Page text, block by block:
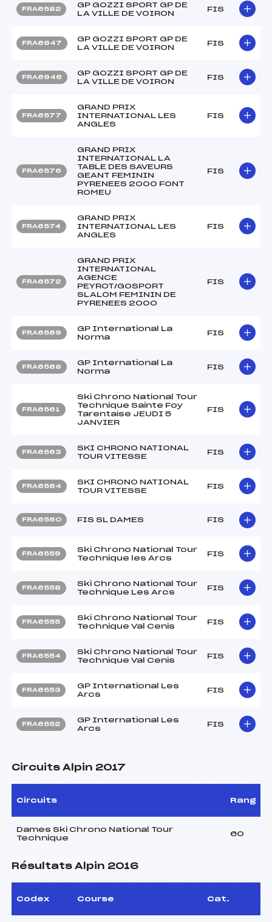
FRA6582
GP GOZZI SPORT GP DE
LA VILLE DE VOIRON
FIS
FRA6947
GP GOZZI SPORT GP DE
LA VILLE DE VOIRON
FIS
FRA6946
GP GOZZI SPORT GP DE
LA VILLE DE VOIRON
FIS
FRA6577
GRAND PRIX
INTERNATIONAL LES
ANGLES
FIS
FRA6576
GRAND PRIX
INTERNATIONAL LA
TABLE DES SAVEURS
GEANT FEMININ
PYRENEES 2000 FONT
ROMEU
FIS
FRA6574
GRAND PRIX
INTERNATIONAL LES
ANGLES
FIS
FRA6572
GRAND PRIX
INTERNATIONAL
AGENCE
PEYROT/GOSPORT
SLALOM FEMININ DE
PYRENEES 2000
FIS
FRA6569
GP International La
Norma
FIS
FRA6568
GP International La
Norma
FIS
FRA6561
Ski Chrono National Tour
Technique Sainte Foy
Tarentaise JEUDI 5
JANVIER
FIS
FRA6563
SKI CHRONO NATIONAL
TOUR VITESSE
FIS
FRA6564
SKI CHRONO NATIONAL
TOUR VITESSE
FIS
FRA6560 FIS SL DAMES FIS
FRA6559
Ski Chrono National Tour
Technique les Arcs
FIS
FRA6558
Ski Chrono National Tour
Technique Les Arcs
FIS
FRA6555
Ski Chrono National Tour
Technique Val Cenis
FIS
FRA6554
Ski Chrono National Tour
Technique Val Cenis
FIS
FRA6553
GP International Les
Arcs
FIS
FRA6552
GP International Les
Arcs
FIS
Circuits Alpin 2017
Circuits Rang
Dames Ski Chrono National Tour
Technique
60
Résultats Alpin 2016
Codex Course Cat.